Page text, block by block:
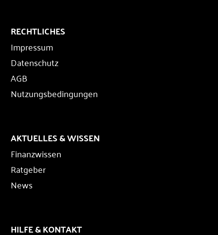
RECHTLICHES
Impressum
Datenschutz
AGB
Nutzungsbedingungen
AKTUELLES & WISSEN
Finanzwissen
Ratgeber
News
HILFE & KONTAKT